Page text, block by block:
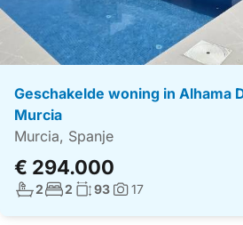
Geschakelde woning in Alhama
Murcia
Murcia, Spanje
€ 294.000
Aantal badkamers:
2Aantal slaapkamers:
2 Woonoppervlakte:
93Foto's:
17